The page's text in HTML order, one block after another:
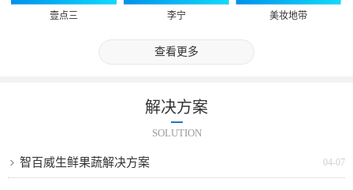
壹点三 李宁 美妆地带
查看更多
解决方案
SOLUTION
04-07
智百威生鲜果蔬解决方案